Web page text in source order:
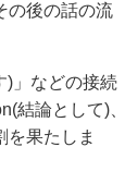
の後の話の流
)」などの接続
結論として)、
を果たしま